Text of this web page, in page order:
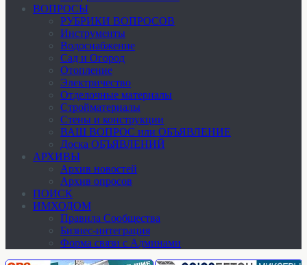
ВОПРОСЫ
РУБРИКИ ВОПРОСОВ
Инструменты
Водоснабжение
Сад и Огород
Отопление
Электричество
Отделочные материалы
Стройматериалы
Стены и конструкции
ВАШ ВОПРОС или ОБЪЯВЛЕНИЕ
Доска ОБЪЯВЛЕНИЙ
АРХИВЫ
Архив новостей
Архив опросов
ПОИСК
ИМХОДОМ
Правила Сообщества
Бизнес-интеграция
Форма связи с Админами